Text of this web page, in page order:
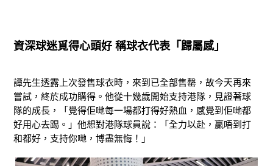
資深球迷覓得心頭好 稱球衣代表「歸屬感」
譚先生透露上次發售球衣時，來到已全部售罄，故今天再來
嘗試，終於成功購得。他從十幾歲開始支持港隊，見證著球
隊的成長，「覺得佢哋每一場都打得好熱血，感覺到佢哋都
好用心去踢。」他想對港隊球員說：「全力以赴，贏唔到打
和都好，支持你哋，博盡無悔！」